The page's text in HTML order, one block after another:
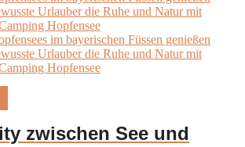
zwischen See und